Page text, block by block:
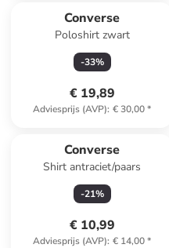
Converse
Poloshirt zwart
-33%
€ 19,89
Adviesprijs (AVP): € 30,00*
Converse
Shirt antraciet/paars
-21%
€ 10,99
Adviesprijs (AVP): € 14,00*